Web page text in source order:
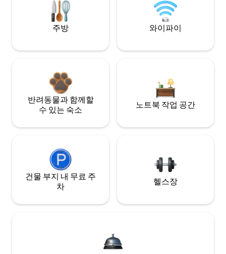
주방 와이파이
반려동물과 함께할
수 있는 숙소
노트북 작업 공간
건물 부지 내 무료 주
차
헬스장